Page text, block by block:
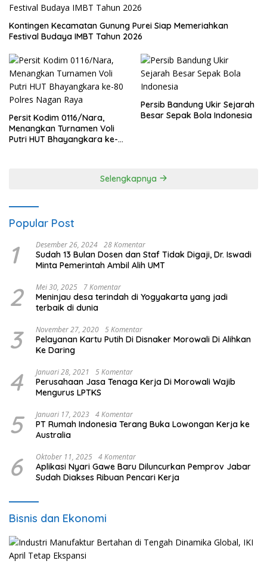
Kontingen Kecamatan Gunung Purei Siap Memeriahkan
Festival Budaya IMBT Tahun 2026
Persit Kodim 0116/Nara,
Menangkan Turnamen Voli
Putri HUT Bhayangkara ke-
Persib Bandung Ukir Sejarah
Besar Sepak Bola Indonesia
Selengkapnya
Popular Post
1 Desember 26, 2024 28 Komentar
Sudah 13 Bulan Dosen dan Staf Tidak Digaji, Dr. Iswadi
Minta Pemerintah Ambil Alih UMT
2 Mei 30, 2025 7 Komentar
Meninjau desa terindah di Yogyakarta yang jadi
terbaik di dunia
3 November 27, 2020 5 Komentar
Pelayanan Kartu Putih Di Disnaker Morowali Di Alihkan
Ke Daring
4 Januari 28, 2021 5 Komentar
Perusahaan Jasa Tenaga Kerja Di Morowali Wajib
Mengurus LPTKS
5 Januari 17, 2023 4 Komentar
PT Rumah Indonesia Terang Buka Lowongan Kerja ke
Australia
6 Oktober 11, 2025 4 Komentar
Aplikasi Nyari Gawe Baru Diluncurkan Pemprov Jabar
Sudah Diakses Ribuan Pencari Kerja
Bisnis dan Ekonomi